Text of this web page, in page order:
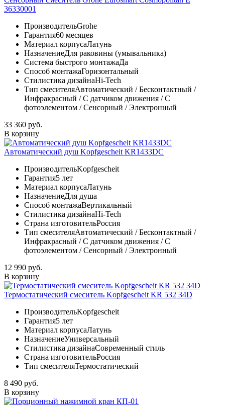
36330001
ПроизводительGrohe
Гарантия60 месяцев
Материал корпусаЛатунь
НазначениеДля раковины (умывальника)
Система быстрого монтажаДа
Способ монтажаГоризонтальный
Стилистика дизайнаHi-Tech
Тип смесителяАвтоматический / Бесконтактный /
Инфракрасный / С датчиком движения / С
фотоэлементом / Сенсорный / Электронный
33 360 руб.
В корзину
Автоматический душ Kopfgescheit KR1433DC
ПроизводительKopfgescheit
Гарантия5 лет
Материал корпусаЛатунь
НазначениеДля душа
Способ монтажаВертикальный
Стилистика дизайнаHi-Tech
Страна изготовительРоссия
Тип смесителяАвтоматический / Бесконтактный /
Инфракрасный / С датчиком движения / С
фотоэлементом / Сенсорный / Электронный
12 990 руб.
В корзину
Термостатический смеситель Kopfgescheit KR 532 34D
ПроизводительKopfgescheit
Гарантия5 лет
Материал корпусаЛатунь
НазначениеУниверсальный
Стилистика дизайнаСовременный стиль
Страна изготовительРоссия
Тип смесителяТермостатический
8 490 руб.
В корзину